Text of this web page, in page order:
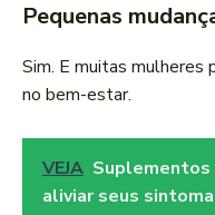
Pequenas
Sim. E muitas mulheres
no bem-estar.
VEJA Suplementos
aliviar seus